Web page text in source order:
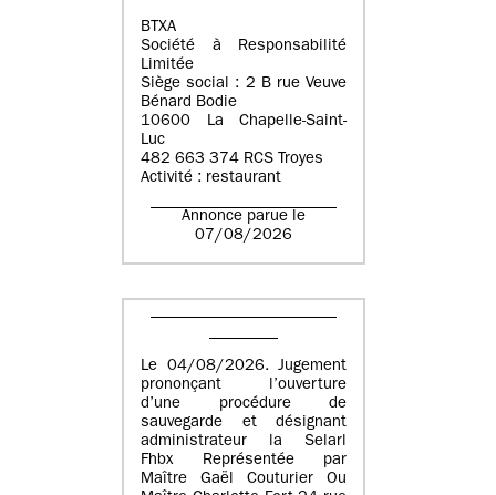
BTXA
Société à Responsabilité
Limitée
Siège social : 2 B rue Veuve
Bénard Bodie
10600 La Chapelle-Saint-
Luc
482 663 374 RCS Troyes
Activité : restaurant
Annonce parue le
07/08/2026
Le 04/08/2026. Jugement
prononçant l’ouverture
d’une procédure de
sauvegarde et désignant
administrateur la Selarl
Fhbx Représentée par
Maître Gaël Couturier Ou